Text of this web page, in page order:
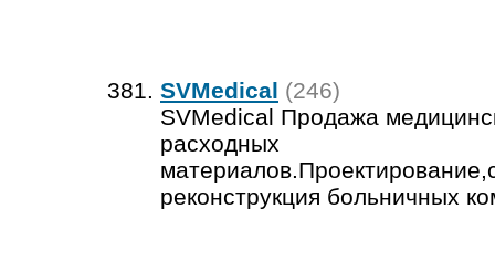
SVMedical (246)
SVMedical Продажа
расходных
реконструкция больничных